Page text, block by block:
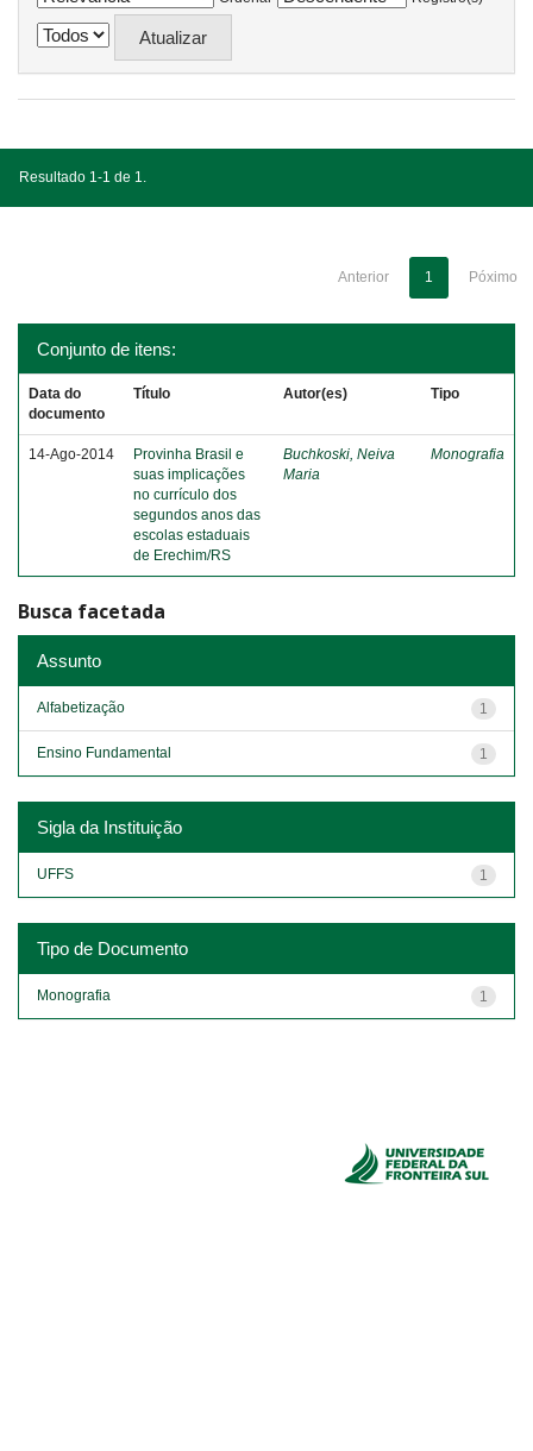
Resultado 1-1 de 1.
Anterior 1 Póximo
Conjunto de itens:
Data do
documento
Título Autor(es) Tipo
14-Ago-2014
Provinha Brasil e
suas implicações
no currículo dos
segundos anos das
escolas estaduais
de Erechim/RS
Buchkoski, Neiva
Maria
Monografia
Busca facetada
Assunto
1
Alfabetização
1
Ensino Fundamental
Sigla da Instituição
1
UFFS
Tipo de Documento
1
Monografia